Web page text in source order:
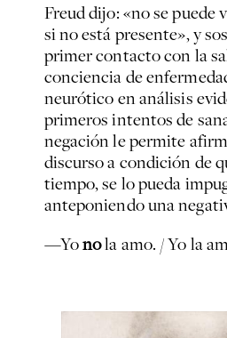
Freud dijo: «no se puede
si no está presente», y
primer contacto con la
conciencia de
neurótico en análisis
primeros intentos de
negación le permite
discurso a condición de
tiempo, se lo pueda
anteponiendo una
—Yonola amo. / Yo la